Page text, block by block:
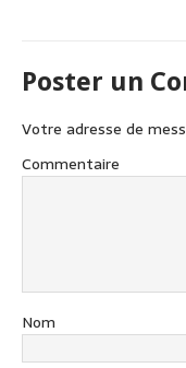
Poster un
Votre adresse de
Commentaire
Nom